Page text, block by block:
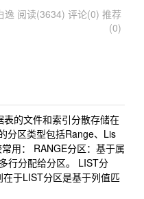
逸 阅读(3634) 评论(0) 推荐
(0)
的文件和索引分散存储在
分区类型包括Range、Lis
用： RANGE分区：基于属
行分配给分区。 LIST分
于LIST分区是基于列值匹